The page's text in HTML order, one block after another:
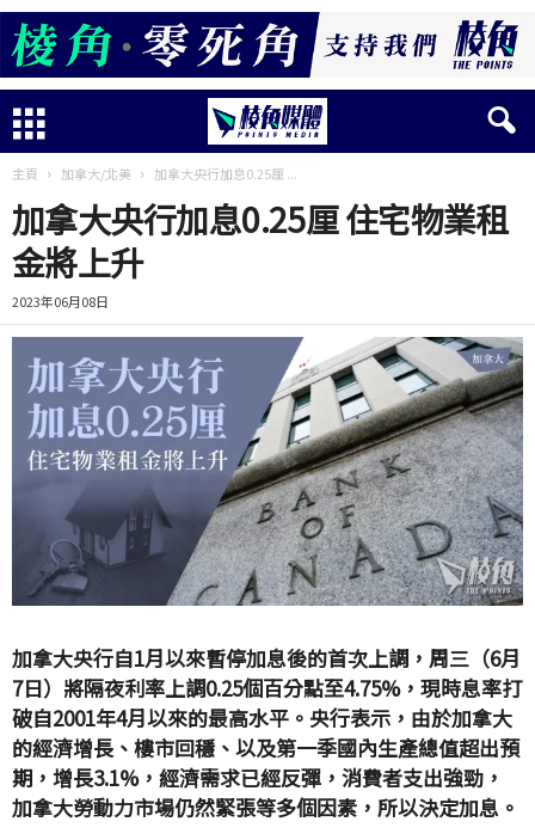
主頁 加拿大/北美 加拿大央行加息0.25厘 ...
加拿大央行加息0.25厘 住宅物業租
金將上升
2023年06月08日
加拿大央行自1月以來暫停加息後的首次上調，周三（6月
7日）將隔夜利率上調0.25個百分點至4.75%，現時息率打
破自2001年4月以來的最高水平。央行表示，由於加拿大
的經濟增長、樓市回穩、以及第一季國內生產總值超出預
期，增長3.1%，經濟需求已經反彈，消費者支出強勁，
加拿大勞動力市場仍然緊張等多個因素，所以決定加息。